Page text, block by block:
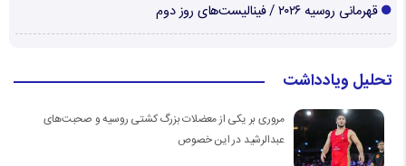
قهرمانی روسیه ۲۰۲۶ / فینالیست‌های روز دوم
تحلیل ویادداشت
مروری بر یکی از معضلات بزرگ کشتی روسیه و صحبت‌های
عبدالرشید در این خصوص